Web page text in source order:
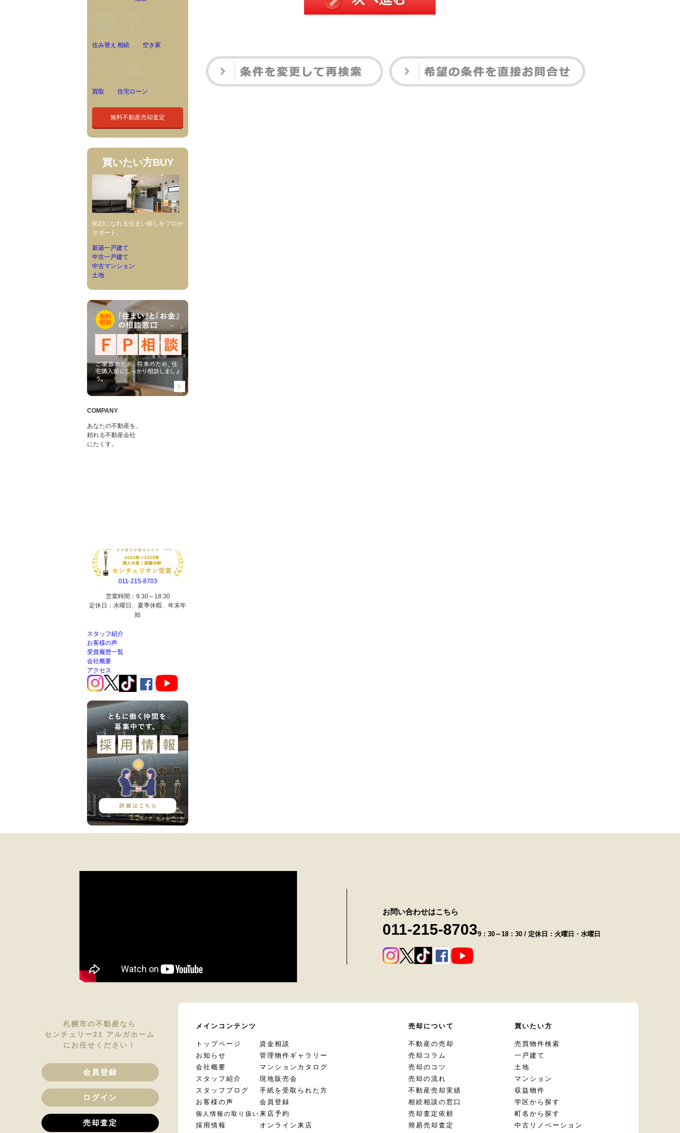
住み替え 相続 空き家
買取 住宅ローン
無料不動産売却査定
買いたい方BUY
笑顔になれる住まい探しをプロが
サポート。
新築一戸建て
中古一戸建て
中古マンション
土地
COMPANY
あなたの不動産を、
頼れる不動産会社
にたくす。
011-215-8703
営業時間：9:30～18:30
定休日：水曜日、夏季休暇、年末年
始
スタッフ紹介
お客様の声
受賞履歴一覧
会社概要
アクセス
お問い合わせはこちら
011-215-87039：30～18：30 / 定休日：火曜日・水曜日
札幌市の不動産なら
センチュリー21 アルガホーム
にお任せください！
会員登録
ログイン
売却査定
メインコンテンツ
トップページ
お知らせ
会社概要
スタッフ紹介
スタッフブログ
お客様の声
個人情報の取り扱い
採用情報
資金相談
管理物件ギャラリー
マンションカタログ
現地販売会
手紙を受取られた方
会員登録
来店予約
オンライン来店
売却について
不動産の売却
売却コラム
売却のコツ
売却の流れ
不動産売却実績
相続相談の窓口
売却査定依頼
簡易売却査定
買いたい方
売買物件検索
一戸建て
土地
マンション
収益物件
学区から探す
町名から探す
中古リノベーション